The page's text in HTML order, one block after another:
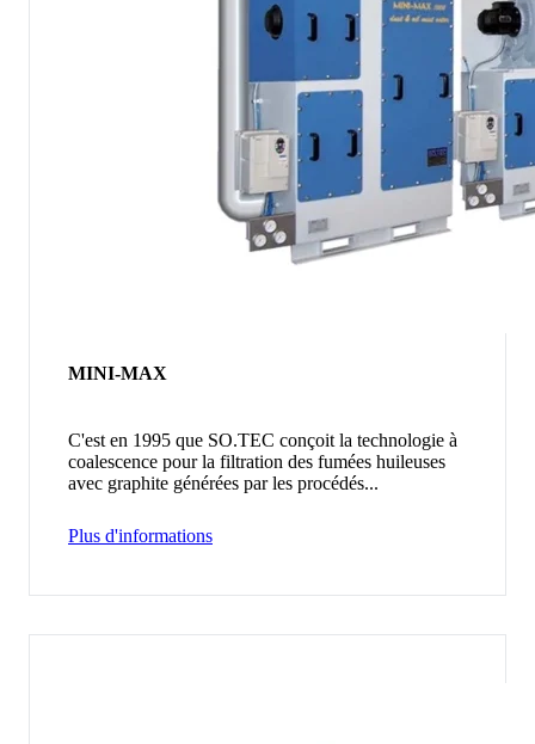
MINI-MAX
C'est en 1995 que SO.TEC conçoit la technologie à
coalescence pour la filtration des fumées huileuses
avec graphite générées par les procédés...
Plus d'informations